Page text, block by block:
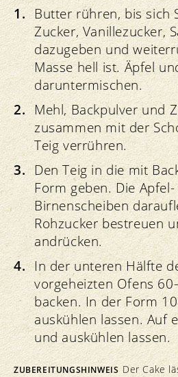
Butter rühren, bis sich
Zucker, Vanillezucker,
dazugeben und
Masse hell ist. Äpfel
daruntermischen.
Mehl, Backpulver und
zusammen mit der
Teig verrühren.
Den Teig in die mit
Form geben. Die
Birnenscheiben
Rohzucker bestreuen
andrücken.
In der unteren Hälfte
vorgeheizten Ofens
backen. In der Form
auskühlen lassen. Auf
und auskühlen lassen.
ZUBEREITUNGSHINWEIS Der Cake